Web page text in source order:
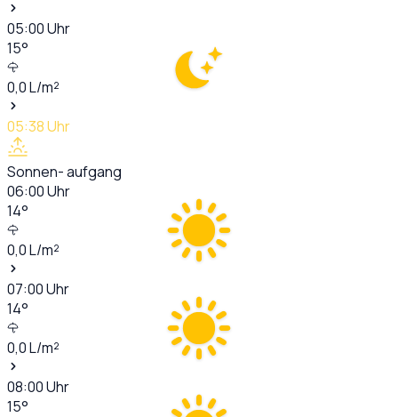
05:00Uhr
15°
0,0L/m²
05:38Uhr
Sonnen- aufgang
06:00Uhr
14°
0,0L/m²
07:00Uhr
14°
0,0L/m²
08:00Uhr
15°